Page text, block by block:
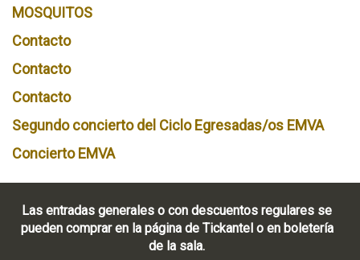
MOSQUITOS
Contacto
Contacto
Contacto
Segundo concierto del Ciclo Egresadas/os EMVA
Concierto EMVA
Las entradas generales o con descuentos regulares se
pueden comprar en la página de Tickantel o en boletería
de la sala.